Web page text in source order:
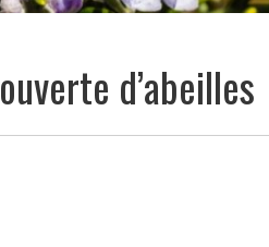
d’abeilles